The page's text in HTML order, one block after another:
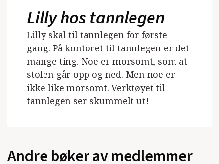
Lilly hos tannlegen
Lilly skal til tannlegen for første
gang. På kontoret til tannlegen er det
mange ting. Noe er morsomt, som at
stolen går opp og ned. Men noe er
ikke like morsomt. Verktøyet til
tannlegen ser skummelt ut!
Andre bøker av medlemmer